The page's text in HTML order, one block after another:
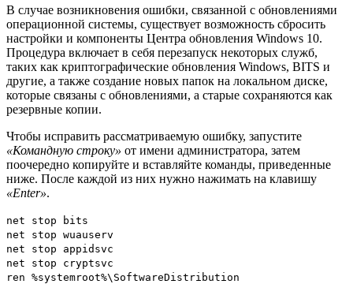
В случае возникновения ошибки, связанной с обновлениями
операционной системы, существует возможность сбросить
настройки и компоненты Центра обновления Windows 10.
Процедура включает в себя перезапуск некоторых служб,
таких как криптографические обновления Windows, BITS и
другие, а также создание новых папок на локальном диске,
которые связаны с обновлениями, а старые сохраняются как
резервные копии.
Чтобы исправить рассматриваемую ошибку, запустите
«Командную строку» от имени администратора, затем
поочередно копируйте и вставляйте команды, приведенные
ниже. После каждой из них нужно нажимать на клавишу
«Enter».
net stop bits
net stop wuauserv
net stop appidsvc
net stop cryptsvc
ren %systemroot%\SoftwareDistribution